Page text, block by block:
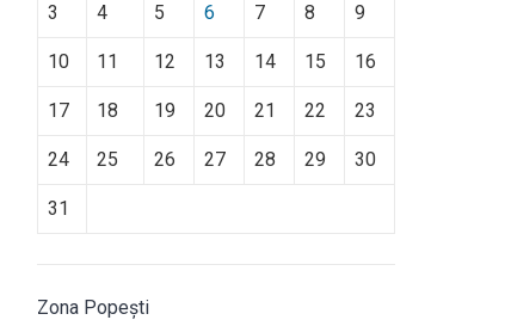
3 4 5 6 7 8 9
10 11 12 13 14 15 16
17 18 19 20 21 22 23
24 25 26 27 28 29 30
31
Zona Popești